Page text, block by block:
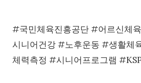
#국민체육진흥공단 #어르신체
시니어건강 #노후운동 #생활체
체력측정 #시니어프로그램